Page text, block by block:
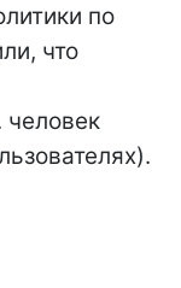
по
что
человек